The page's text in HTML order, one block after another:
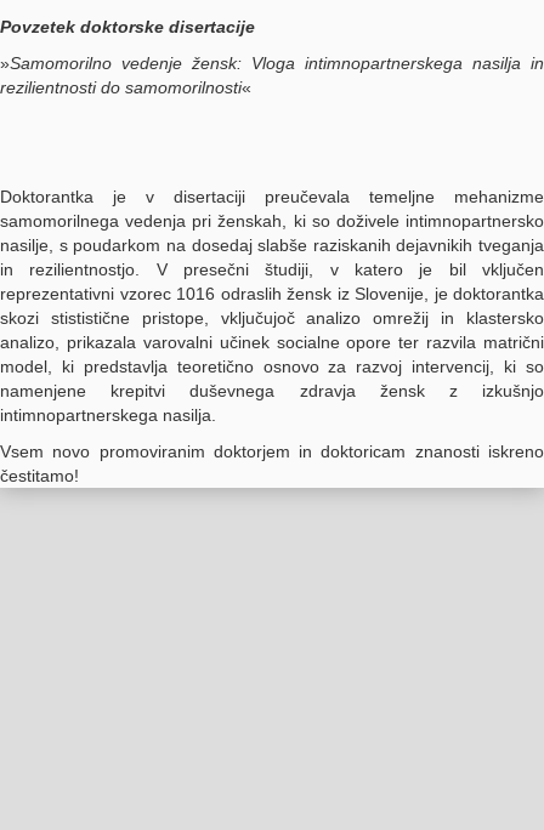
Povzetek doktorske disertacije
»Samomorilno vedenje žensk: Vloga intimnopartnerskega nasilja in
rezilientnosti do samomorilnosti«
Doktorantka je v disertaciji preučevala temeljne mehanizme
samomorilnega vedenja pri ženskah, ki so doživele intimnopartnersko
nasilje, s poudarkom na dosedaj slabše raziskanih dejavnikih tveganja
in rezilientnostjo. V presečni študiji, v katero je bil vključen
reprezentativni vzorec 1016 odraslih žensk iz Slovenije, je doktorantka
skozi stististične pristope, vključujoč analizo omrežij in klastersko
analizo, prikazala varovalni učinek socialne opore ter razvila matrični
model, ki predstavlja teoretično osnovo za razvoj intervencij, ki so
namenjene krepitvi duševnega zdravja žensk z izkušnjo
intimnopartnerskega nasilja.
Vsem novo promoviranim doktorjem in doktoricam znanosti iskreno
čestitamo!